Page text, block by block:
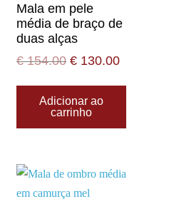
Mala em pele
média de braço de
duas alças
€154.00 € 130.00
Adicionar ao
carrinho